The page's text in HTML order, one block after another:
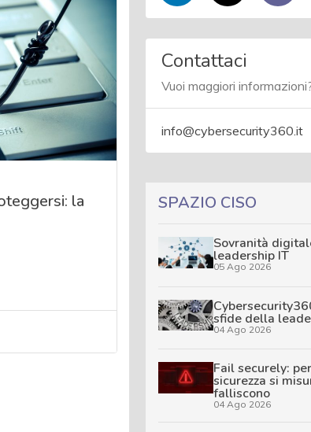
la
Contattaci
Vuoi maggiori
info@cybersecurity360.it
SPAZIO CISO
Sovranità
leadership IT
05 Ago 2026
sfide della
04 Ago 2026
Fail securely:
sicurezza si
falliscono
04 Ago 2026